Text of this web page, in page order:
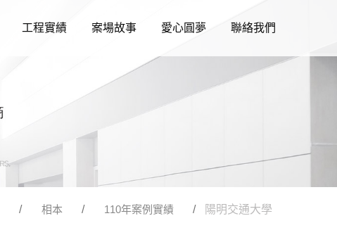
工程實績 案場故事 愛心圓夢 聯絡我們
相本 110年案例實績 陽明交通大學